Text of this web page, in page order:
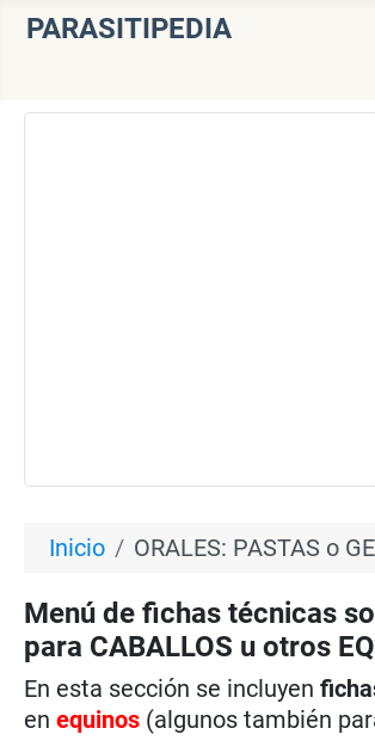
PARASITIPEDIA
Inicio ORALES: PASTAS o
Menú de fichas técnicas
para CABALLOS u otros
En esta sección se incluyen
enequinos (algunos también